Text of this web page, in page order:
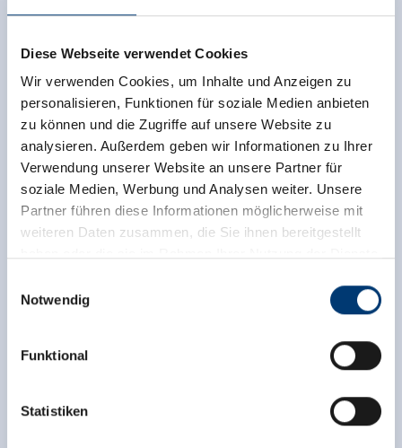
Diese Webseite verwendet Cookies
Wir verwenden Cookies, um Inhalte und Anzeigen zu
personalisieren, Funktionen für soziale Medien anbieten
zu können und die Zugriffe auf unsere Website zu
analysieren. Außerdem geben wir Informationen zu Ihrer
Verwendung unserer Website an unsere Partner für
soziale Medien, Werbung und Analysen weiter. Unsere
Partner führen diese Informationen möglicherweise mit
weiteren Daten zusammen, die Sie ihnen bereitgestellt
Rohr 23// A-6280 Zell am Ziller
www.zillertalarena.com
Notwendig
Funktional
Statistiken